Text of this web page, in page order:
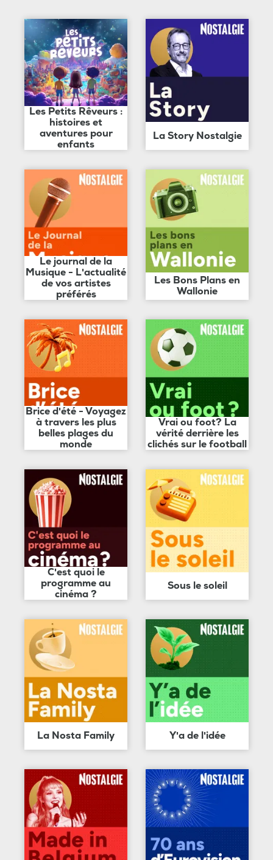
Les Petits Rêveurs :
histoires et
aventures pour
enfants
La Story Nostalgie
Le journal de la
Musique - L'actualité
de vos artistes
préférés
Les Bons Plans en
Wallonie
Brice d'été - Voyagez
à travers les plus
belles plages du
monde
Vrai ou foot? La
vérité derrière les
clichés sur le football
C'est quoi le
programme au
cinéma ?
Sous le soleil
La Nosta Family Y'a de l'idée